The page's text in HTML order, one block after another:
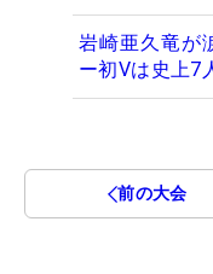
岩崎亜久竜
ー初Vは史上7
前の大会